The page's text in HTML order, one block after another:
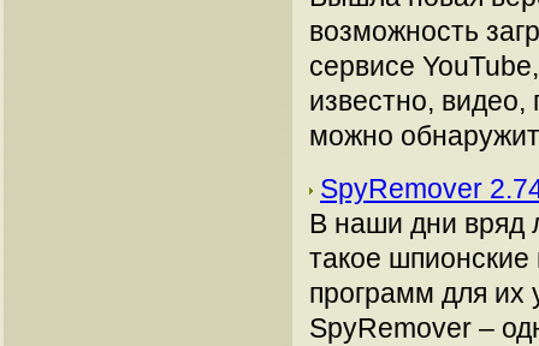
возможность
сервисе
известно,
можно
SpyRemover
В наши дни вряд
такое
программ для их
SpyRemover –